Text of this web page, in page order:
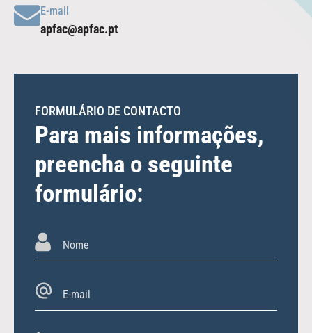
E-mail
apfac@apfac.pt
FORMULÁRIO DE CONTACTO
Para mais informações,
preencha o seguinte
formulário: